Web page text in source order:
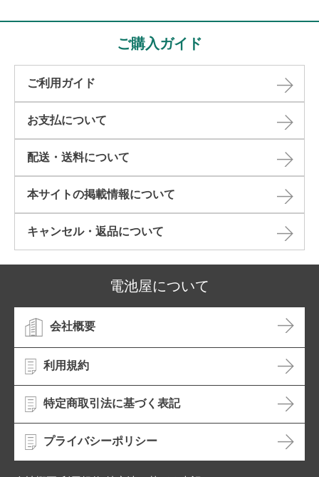
ご購入ガイド
ご利用ガイド
お支払について
配送・送料について
本サイトの掲載情報について​
キャンセル・返品について​
電池屋について
会社概要
利用規約
特定商取引法に基づく表記
プライバシーポリシー